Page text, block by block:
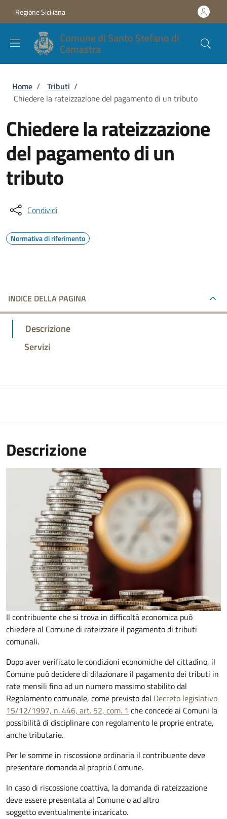
Regione Siciliana
Comune di Santo Stefano di
Camastra
Briciole di pane
Home / Tributi /
Chiedere la rateizzazione del pagamento di un tributo
Chiedere la rateizzazione
del pagamento di un
tributo
Condividi
Normativa di riferimento
INDICE DELLA PAGINA
Descrizione
Servizi
Descrizione
Il contribuente che si trova in difficoltà economica può
chiedere al Comune di rateizzare il pagamento di tributi
comunali.
Dopo aver verificato le condizioni economiche del cittadino, il
Comune può decidere di dilazionare il pagamento dei tributi in
rate mensili fino ad un numero massimo stabilito dal
Regolamento comunale, come previsto dal Decreto legislativo
15/12/1997, n. 446, art. 52, com. 1 che concede ai Comuni la
possibilità di disciplinare con regolamento le proprie entrate,
anche tributarie.
Per le somme in riscossione ordinaria il contribuente deve
presentare domanda al proprio Comune.
In caso di riscossione coattiva, la domanda di rateizzazione
deve essere presentata al Comune o ad altro
soggetto eventualmente incaricato.